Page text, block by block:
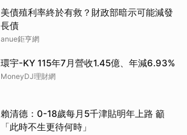
美債殖利率終於有救？財政部暗示可能減發
長債
anue鉅亨網
環宇-KY 115年7月營收1.45億、年減6.93%
MoneyDJ理財網
賴清德：0-18歲每月5千津貼明年上路 籲
「此時不生更待何時」